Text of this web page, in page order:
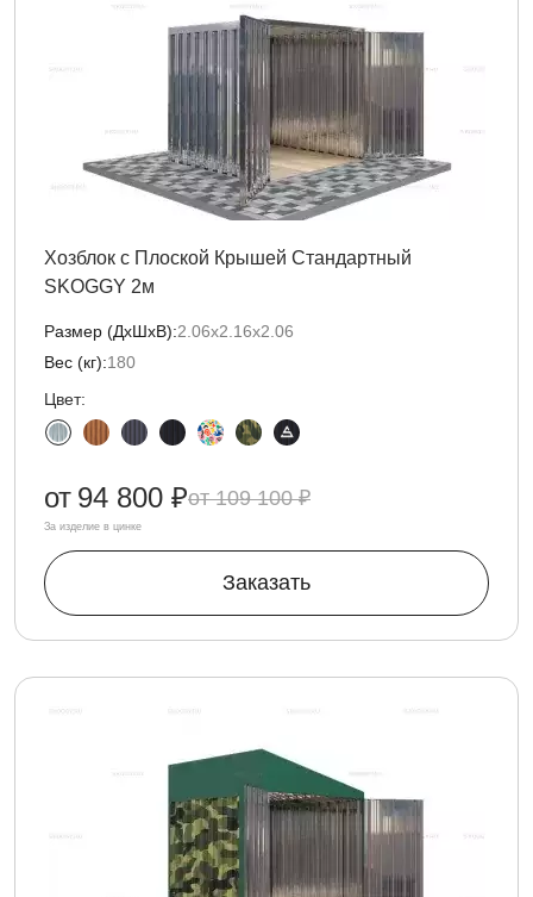
Хозблок с Плоской Крышей Стандартный
SKOGGY 2м
Размер (ДxШxВ):2.06х2.16х2.06
Вес (кг):180
Цвет:
109 100 ₽
от 94 800 ₽
За изделие в цинке
Заказать